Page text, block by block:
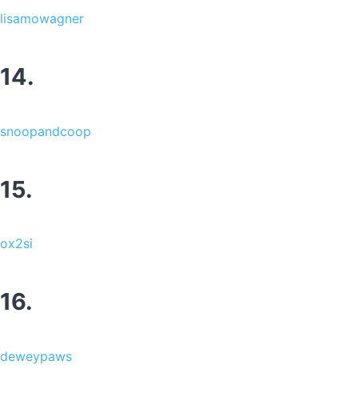
lisamowagner
14.
snoopandcoop
15.
ox2si
16.
deweypaws